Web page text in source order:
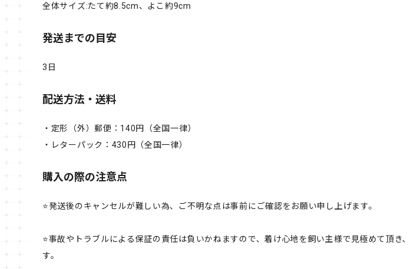
全体サイズ:たて約8.5cm、よこ約9cm
発送までの目安
3日
配送方法・送料
・定形（外）郵便：140円（全国一律）
・レターパック：430円（全国一律）
購入の際の注意点
⭐️発送後のキャンセルが難しい為、ご不明な点は事前にご確認をお願い申し上げます。
⭐️事故やトラブルによる保証の責任は負いかねますので、着け心地を飼い主様で見極めて頂き
す。